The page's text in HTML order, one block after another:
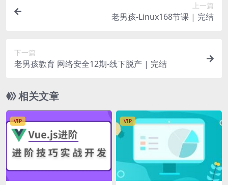
上一篇
老男孩-Linux168节课 | 完结
下一篇
老男孩教育 网络安全12期-线下脱产 | 完结
相关文章
VIP VIP